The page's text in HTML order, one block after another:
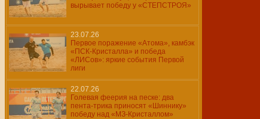
вырывает победу у «СТЕПСТРОЯ»
23.07.26
Первое поражение «Атома», камбэк
«ПСК-Кристалла» и победа
«ЛИСов»: яркие события Первой
лиги
22.07.26
Голевая феерия на песке: два
пента-трика приносят «Шиннику»
победу над «МЗ-Кристаллом»